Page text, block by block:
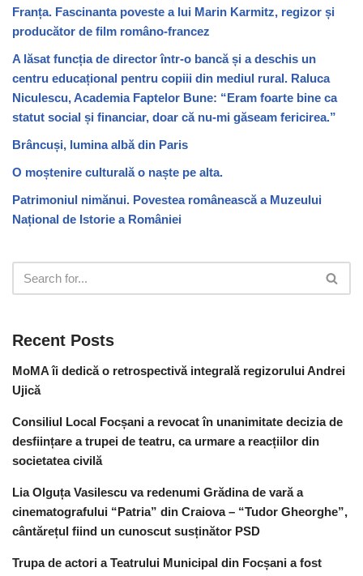
Franța. Fascinanta poveste a lui Marin Karmitz, regizor și
producător de film româno-francez
A lăsat funcția de director într-o bancă și a deschis un
centru educațional pentru copiii din mediul rural. Raluca
Niculescu, Academia Faptelor Bune: “Eram foarte bine ca
statut social și financiar, doar că nu-mi găseam fericirea.”
Brâncuși, lumina albă din Paris
O moștenire culturală o naște pe alta.
Patrimoniul nimănui. Povestea românească a Muzeului
Național de Istorie a României
Recent Posts
MoMA îi dedică o retrospectivă integrală regizorului Andrei
Ujică
Consiliul Local Focșani a revocat în unanimitate decizia de
desființare a trupei de teatru, ca urmare a reacțiilor din
societatea civilă
Lia Olguța Vasilescu va redenumi Grădina de vară a
cinematografului “Patria” din Craiova – “Tudor Gheorghe”,
cântărețul fiind un cunoscut susținător PSD
Trupa de actori a Teatrului Municipal din Focșani a fost